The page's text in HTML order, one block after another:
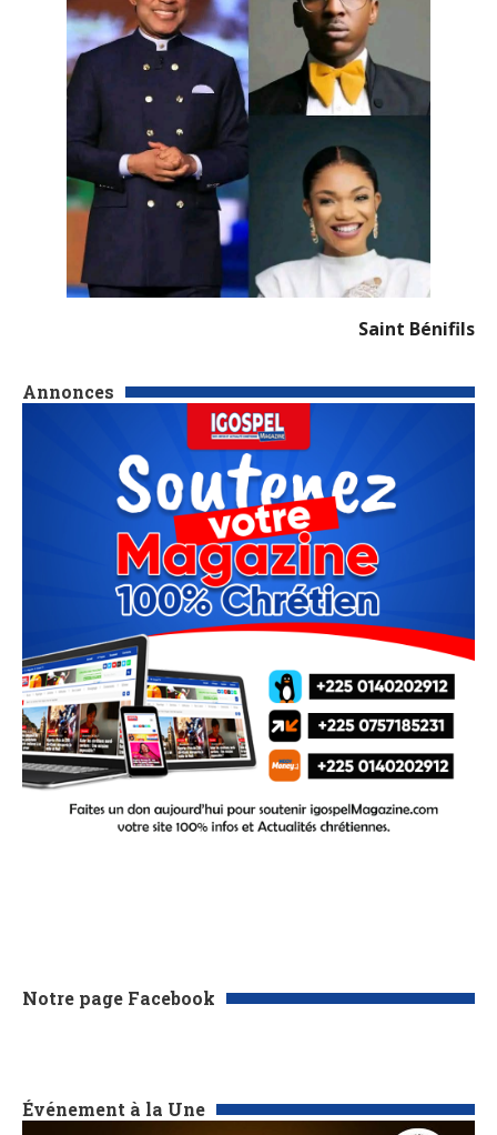
Annonces
Notre page Facebook
Événement à la Une
Saint Bénifils